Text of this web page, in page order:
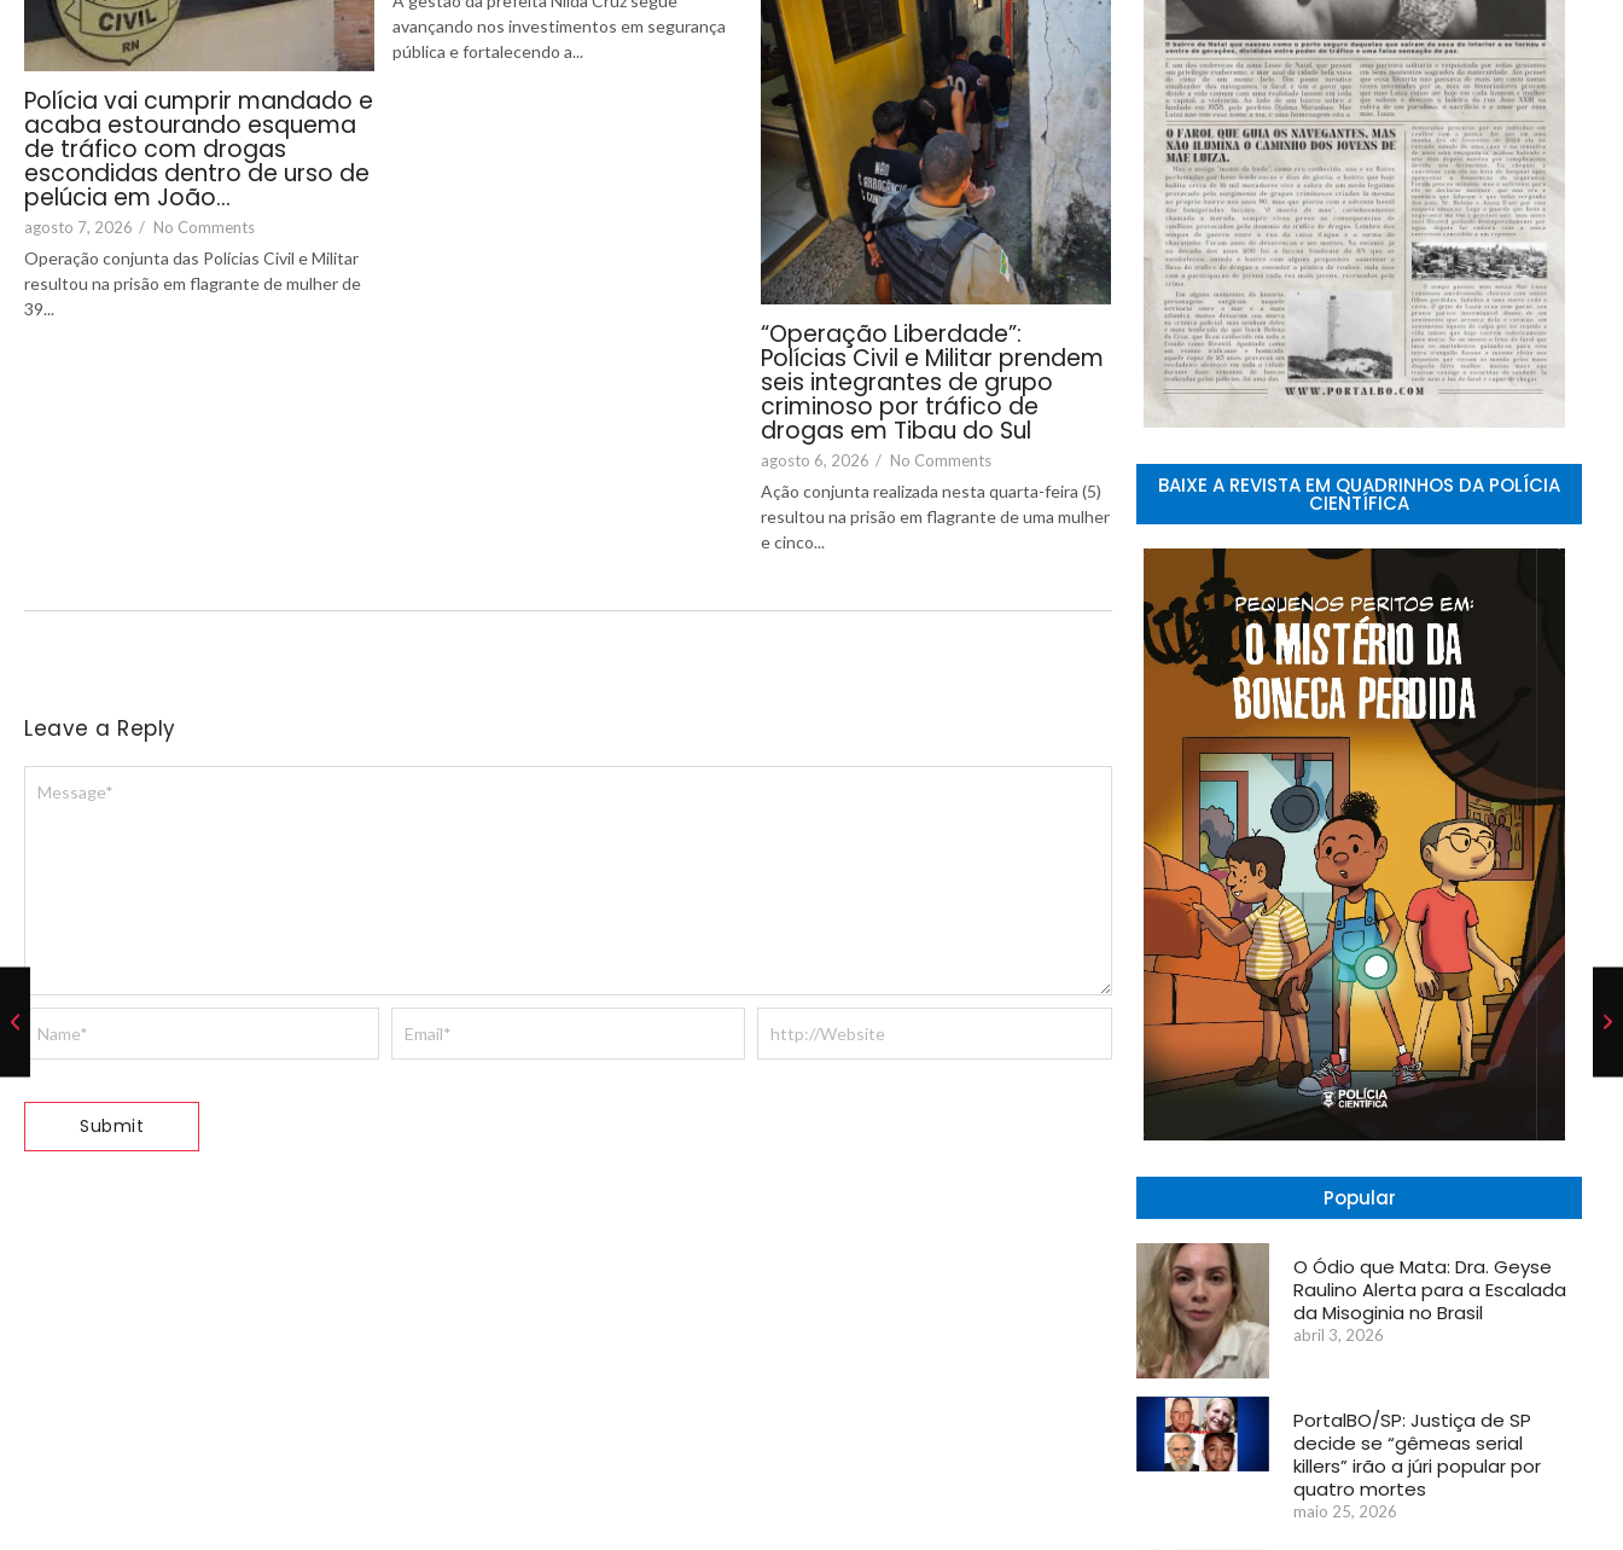
Polícia vai cumprir mandado e
acaba estourando esquema
de tráfico com drogas
escondidas dentro de urso de
pelúcia em João…
agosto 7, 2026 / No Comments
Operação conjunta das Polícias Civil e Militar
resultou na prisão em flagrante de mulher de
39...
avançando nos investimentos em segurança
pública e fortalecendo a...
“Operação Liberdade”:
Polícias Civil e Militar prendem
seis integrantes de grupo
criminoso por tráfico de
drogas em Tibau do Sul
agosto 6, 2026 / No Comments
Ação conjunta realizada nesta quarta-feira (5)
resultou na prisão em flagrante de uma mulher
e cinco...
Leave a Reply
BAIXE A REVISTA EM QUADRINHOS DA POLÍCIA
CIENTÍFICA
Popular
O Ódio que Mata: Dra. Geyse
Raulino Alerta para a Escalada
da Misoginia no Brasil
abril 3, 2026
PortalBO/SP: Justiça de SP
decide se “gêmeas serial
killers” irão a júri popular por
quatro mortes
maio 25, 2026